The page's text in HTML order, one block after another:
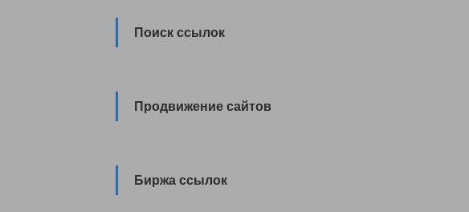
Поиск ссылок
Продвижение сайтов
Биржа ссылок